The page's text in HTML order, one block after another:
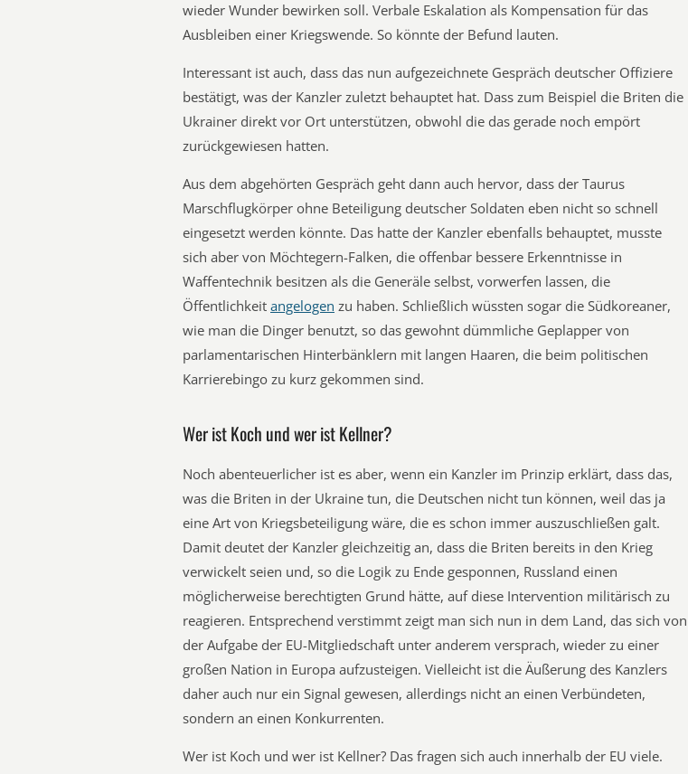
wieder Wunder bewirken soll. Verbale Eskalation als Kompensation für das
Ausbleiben einer Kriegswende. So könnte der Befund lauten.
Interessant ist auch, dass das nun aufgezeichnete Gespräch deutscher Offiziere
bestätigt, was der Kanzler zuletzt behauptet hat. Dass zum Beispiel die Briten die
Ukrainer direkt vor Ort unterstützen, obwohl die das gerade noch empört
zurückgewiesen hatten.
Aus dem abgehörten Gespräch geht dann auch hervor, dass der Taurus
Marschflugkörper ohne Beteiligung deutscher Soldaten eben nicht so schnell
eingesetzt werden könnte. Das hatte der Kanzler ebenfalls behauptet, musste
sich aber von Möchtegern-Falken, die offenbar bessere Erkenntnisse in
Waffentechnik besitzen als die Generäle selbst, vorwerfen lassen, die
Öffentlichkeit angelogen zu haben. Schließlich wüssten sogar die Südkoreaner,
wie man die Dinger benutzt, so das gewohnt dümmliche Geplapper von
parlamentarischen Hinterbänklern mit langen Haaren, die beim politischen
Karrierebingo zu kurz gekommen sind.
Wer ist Koch und wer ist Kellner?
Noch abenteuerlicher ist es aber, wenn ein Kanzler im Prinzip erklärt, dass das,
was die Briten in der Ukraine tun, die Deutschen nicht tun können, weil das ja
eine Art von Kriegsbeteiligung wäre, die es schon immer auszuschließen galt.
Damit deutet der Kanzler gleichzeitig an, dass die Briten bereits in den Krieg
verwickelt seien und, so die Logik zu Ende gesponnen, Russland einen
möglicherweise berechtigten Grund hätte, auf diese Intervention militärisch zu
reagieren. Entsprechend verstimmt zeigt man sich nun in dem Land, das sich von
der Aufgabe der EU-Mitgliedschaft unter anderem versprach, wieder zu einer
großen Nation in Europa aufzusteigen. Vielleicht ist die Äußerung des Kanzlers
daher auch nur ein Signal gewesen, allerdings nicht an einen Verbündeten,
sondern an einen Konkurrenten.
Wer ist Koch und wer ist Kellner? Das fragen sich auch innerhalb der EU viele.